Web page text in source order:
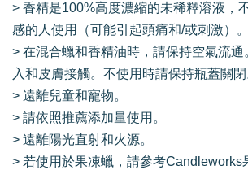
> 香精是100%高度濃縮的未稀釋溶液，
感的人使用（可能引起頭痛和/或刺激）。
> 在混合蠟和香精油時，請保持空氣流通
入和皮膚接觸。不使用時請保持瓶蓋關閉
> 遠離兒童和寵物。
> 請依照推薦添加量使用。
> 遠離陽光直射和火源。
> 若使用於果凍蠟，請參考Candleworks